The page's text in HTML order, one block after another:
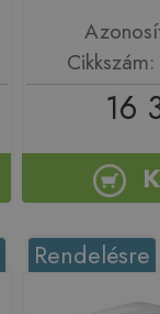
16
Rendelésre